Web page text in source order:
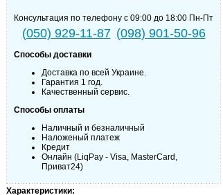
Консультация по телефону с 09:00 до 18:00 Пн-Пт
(050) 929-11-87 (098) 901-50-96
Способы доставки
Доставка по всей Украине.
Гарантия 1 год.
Качественный сервис.
Способы оплаты
Наличный и безналичный
Наложеный платеж
Кредит
Онлайн (LiqPay - Visa, MasterCard,
Приват24)
Характеристики: